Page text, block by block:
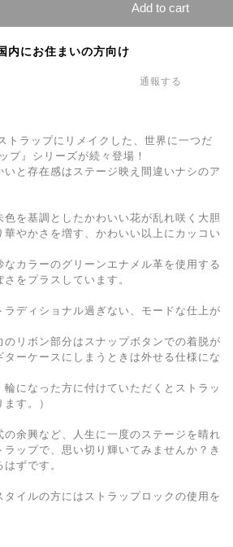
Add to cart
内にお住まいの方向け
通報する
トラップにリメイクした、世界に一つだ
プ』シリーズが続々登場！
と存在感はステージ映え間違いナシのア
色を基調としたかわいい花が乱れ咲く大胆
華やかさを増す、かわいい以上にカッコい
なカラーのグリーンエナメル革を使用する
をプラスしています。
ラディショナル過ぎない、モードな仕上が
のリボン部分はスナップボタンでの着脱が
ーケースにしまうときは外せる仕様にな
輪になった方に付けていただくとストラッ
す。）
の余興など、人生に一度のステージを晴れ
ップで、思い切り輝いてみませんか？き
ずです。
タイルの方にはストラップロックの使用を